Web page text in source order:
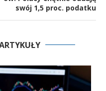
swój 1,5 proc. podatku